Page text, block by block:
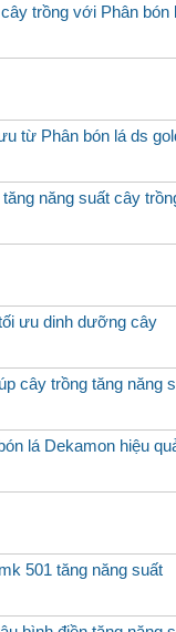
trồng với Phân bón
từ Phân bón lá ds
năng suất cây
ưu dinh dưỡng cây
cây trồng tăng năng
lá Dekamon hiệu
501 tăng năng suất